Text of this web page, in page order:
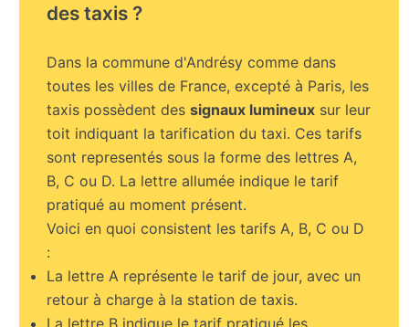
des taxis ?
Dans la commune d'Andrésy comme dans
toutes les villes de France, excepté à Paris, les
taxis possèdent dessignaux lumineux sur leur
toit indiquant la tarification du taxi. Ces tarifs
sont representés sous la forme des lettres A,
B, C ou D. La lettre allumée indique le tarif
pratiqué au moment présent.
Voici en quoi consistent les tarifs A, B, C ou D
:
La lettre A représente le tarif de jour, avec un
retour à charge à la station de taxis.